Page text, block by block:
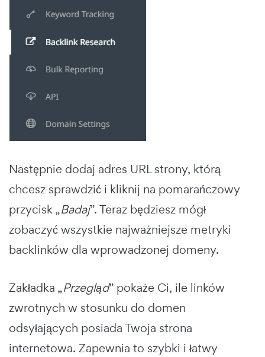
Następnie dodaj adres URL strony, którą
chcesz sprawdzić i kliknij na pomarańczowy
przycisk „Badaj”. Teraz będziesz mógł
zobaczyć wszystkie najważniejsze metryki
backlinków dla wprowadzonej domeny.
Zakładka „Przegląd” pokaże Ci, ile linków
zwrotnych w stosunku do domen
odsyłających posiada Twoja strona
internetowa. Zapewnia to szybki i łatwy